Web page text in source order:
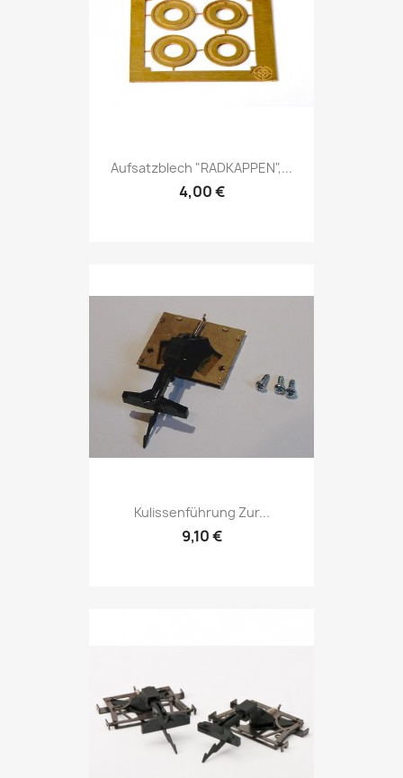
Aufsatzblech "RADKAPPEN",...
4,00 €
Kulissenführung Zur...
9,10 €